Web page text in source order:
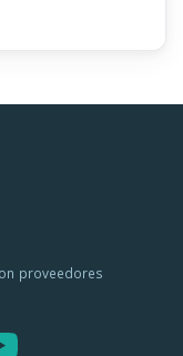
proveedores